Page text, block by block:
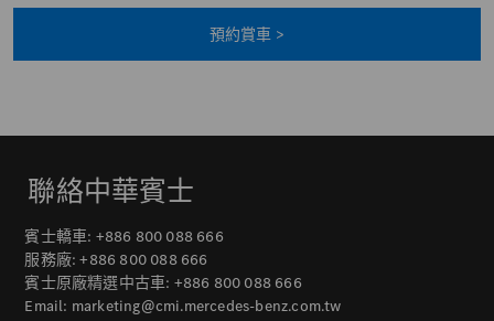
預約賞車 >
聯絡中華賓士
賓士轎車: +886 800 088 666
服務廠:+886 800 088 666
賓士原廠精選中古車: +886 800 088 666
Email: marketing@cmi.mercedes-benz.com.tw